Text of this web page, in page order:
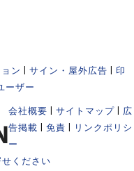
ン サイン・屋外広告
印
ーザー
会社概要 サイトマップ
広
告掲載
免責
リンクポリシ
ー
ください